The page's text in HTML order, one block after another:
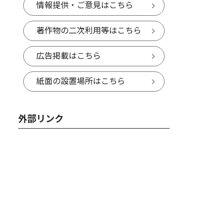
情報提供・ご意見はこちら
著作物の二次利用等はこちら
広告掲載はこちら
紙面の設置場所はこちら
外部リンク